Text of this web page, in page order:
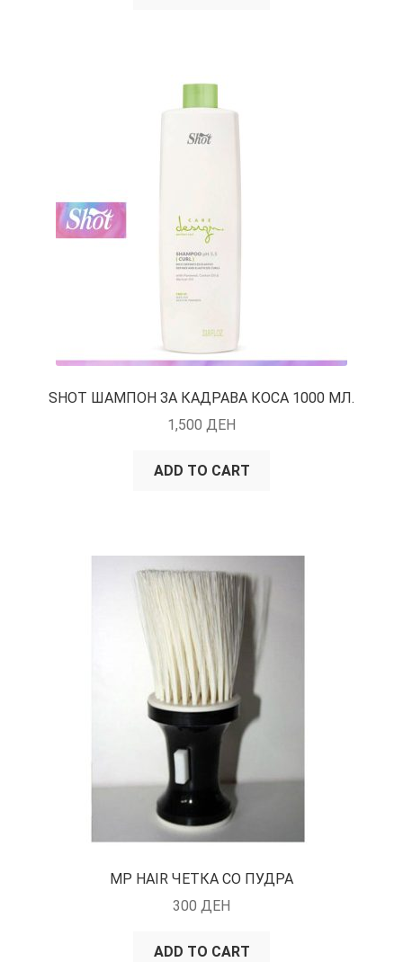
SHOT ШАМПОН ЗА КАДРАВА КОСА 1000 МЛ.
1,500 ДЕН
ADD TO CART
MP HAIR ЧЕТКА СО ПУДРА
300 ДЕН
ADD TO CART